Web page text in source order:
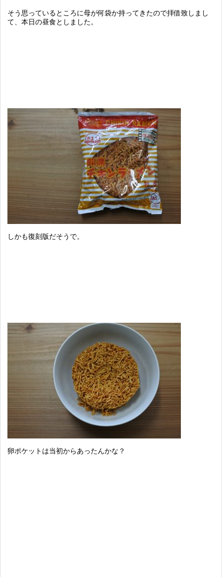
そう思っているところに母が何袋か持ってきたので拝借致しまし
て、本日の昼食としました。
しかも復刻版だそうで。
卵ポケットは当初からあったんかな？